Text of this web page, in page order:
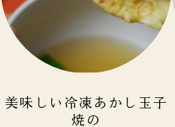
美味しい冷凍あかし玉子
焼の